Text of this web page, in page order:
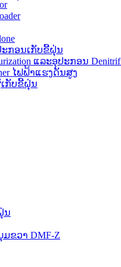
ະກອນເກັບຂີ້ຝຸ່ນ
ແລະອຸປະກອນ
ໄຟຟ້າແຮງດັນສູງ
ເກັບຂີ້ຝຸ່ນ
ນ
ຂວາ DMF-Z